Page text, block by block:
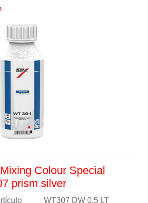
Colour Special
prism silver
WT307 DW 0.5 LT